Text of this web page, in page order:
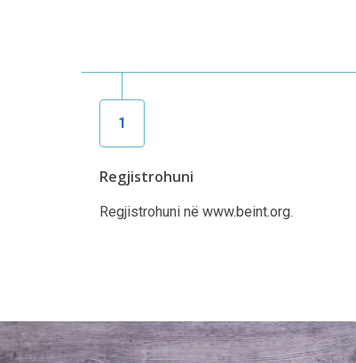
1
Regjistrohuni
Regjistrohuni në www.beint.org.